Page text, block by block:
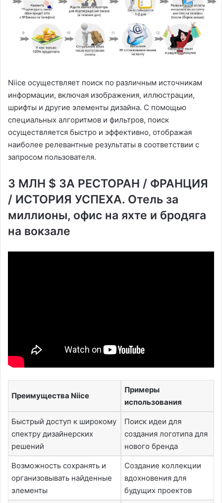
Niice осуществляет поиск по различным источникам
информации, включая изображения, иллюстрации,
шрифты и другие элементы дизайна. С помощью
специальных алгоритмов и фильтров, поиск
осуществляется быстро и эффективно, отображая
наиболее релевантные результаты в соответствии с
запросом пользователя.
3 МЛН $ ЗА РЕСТОРАН / ФРАНЦИЯ
/ ИСТОРИЯ УСПЕХА. Отель за
миллионы, офис на яхте и бродяга
на вокзале
Преимущества Niice
Примеры
использования
Быстрый доступ к широкому
спектру дизайнерских
решений
Поиск идеи для
создания логотипа для
нового бренда
Возможность сохранять и
организовывать найденные
элементы
Создание коллекции
вдохновения для
будущих проектов